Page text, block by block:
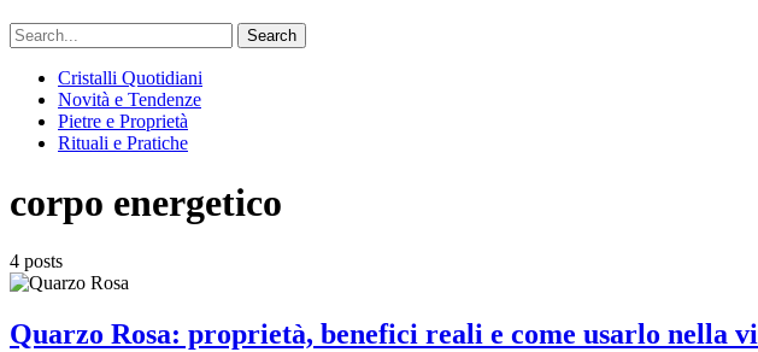
Search
Cristalli Quotidiani
Novità e Tendenze
Pietre e Proprietà
Rituali e Pratiche
corpo energetico
4 posts
Quarzo Rosa: proprietà, benefici reali e come usarlo nella